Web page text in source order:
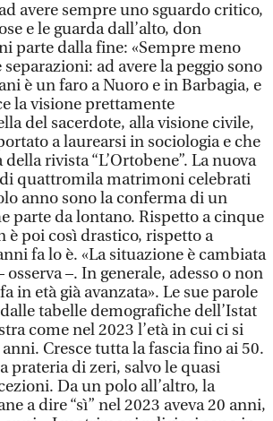
avere sempre uno sguardo critico,
e le guarda dall’alto, don
parte dalla fine: «Sempre meno
ad avere la peggio sono
è un faro a Nuoro e in Barbagia, e
la visione prettamente
del sacerdote, alla visione civile,
a laurearsi in sociologia e che
rivista “L’Ortobene”. La nuova
quattromila matrimoni celebrati
anno sono la conferma di un
parte da lontano. Rispetto a cinque
è poi così drastico, rispetto a
fa lo è. «La situazione è cambiata
–. In generale, adesso o non
in età già avanzata». Le sue parole
tabelle demografiche dell’Istat
come nel 2023 l’età in cui ci si
Cresce tutta la fascia fino ai 50.
prateria di zeri, salvo le quasi
Da un polo all’altro, la
a dire “sì” nel 2023 aveva 20 anni,